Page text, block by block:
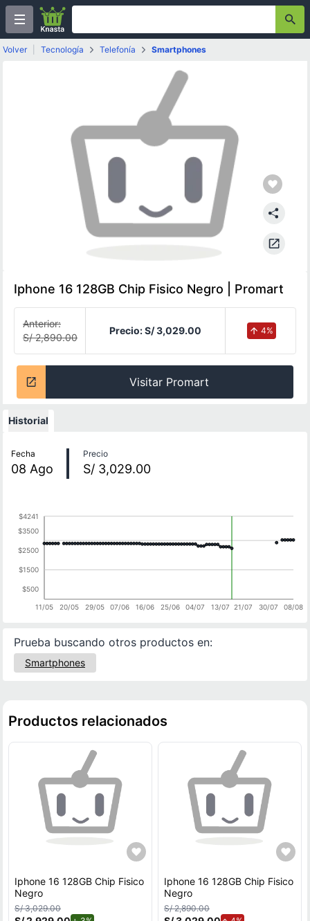
Volver Tecnología Telefonía Smartphones
Iphone 16 128GB Chip Fisico Negro | Promart
Anterior:
S/ 2,890.00
Precio:S/ 3,029.00 4%
Visitar Promart
Historial
Fecha
08 Ago
Precio
S/ 3,029.00
11/05 20/05 29/05 07/06 16/06 25/06 04/07 13/07 21/07 30/07 08/08
$500
$1500
$2500
$3500
$4241
Prueba buscando otros productos en:
Smartphones
Productos relacionados
Iphone 16 128GB Chip Fisico
Negro
S/ 3,029.00
Iphone 16 128GB Chip Fisico
Negro
S/ 2,890.00